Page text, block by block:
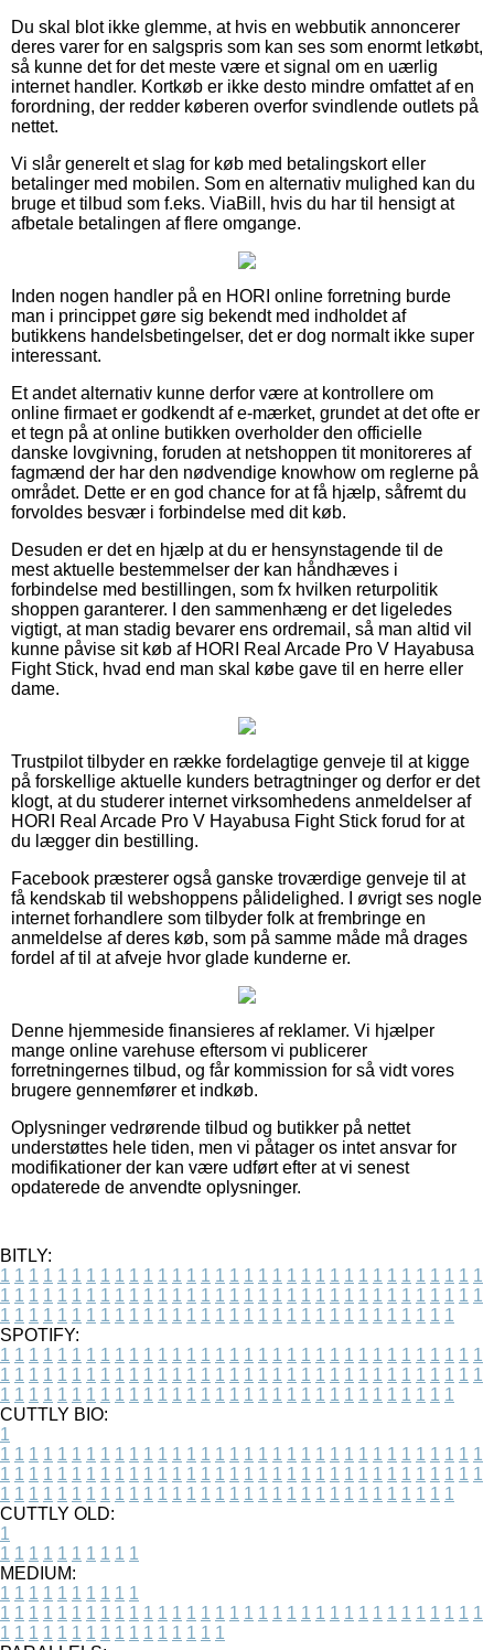
Du skal blot ikke glemme, at hvis en webbutik annoncerer
deres varer for en salgspris som kan ses som enormt letkøbt,
så kunne det for det meste være et signal om en uærlig
internet handler. Kortkøb er ikke desto mindre omfattet af en
forordning, der redder køberen overfor svindlende outlets på
nettet.
Vi slår generelt et slag for køb med betalingskort eller
betalinger med mobilen. Som en alternativ mulighed kan du
bruge et tilbud som f.eks. ViaBill, hvis du har til hensigt at
afbetale betalingen af flere omgange.
Inden nogen handler på en HORI online forretning burde
man i princippet gøre sig bekendt med indholdet af
butikkens handelsbetingelser, det er dog normalt ikke super
interessant.
Et andet alternativ kunne derfor være at kontrollere om
online firmaet er godkendt af e-mærket, grundet at det ofte er
et tegn på at online butikken overholder den officielle
danske lovgivning, foruden at netshoppen tit monitoreres af
fagmænd der har den nødvendige knowhow om reglerne på
området. Dette er en god chance for at få hjælp, såfremt du
forvoldes besvær i forbindelse med dit køb.
Desuden er det en hjælp at du er hensynstagende til de
mest aktuelle bestemmelser der kan håndhæves i
forbindelse med bestillingen, som fx hvilken returpolitik
shoppen garanterer. I den sammenhæng er det ligeledes
vigtigt, at man stadig bevarer ens ordremail, så man altid vil
kunne påvise sit køb af HORI Real Arcade Pro V Hayabusa
Fight Stick, hvad end man skal købe gave til en herre eller
dame.
Trustpilot tilbyder en række fordelagtige genveje til at kigge
på forskellige aktuelle kunders betragtninger og derfor er det
klogt, at du studerer internet virksomhedens anmeldelser af
HORI Real Arcade Pro V Hayabusa Fight Stick forud for at
du lægger din bestilling.
Facebook præsterer også ganske troværdige genveje til at
få kendskab til webshoppens pålidelighed. I øvrigt ses nogle
internet forhandlere som tilbyder folk at frembringe en
anmeldelse af deres køb, som på samme måde må drages
fordel af til at afveje hvor glade kunderne er.
Denne hjemmeside finansieres af reklamer. Vi hjælper
mange online varehuse eftersom vi publicerer
forretningernes tilbud, og får kommission for så vidt vores
brugere gennemfører et indkøb.
Oplysninger vedrørende tilbud og butikker på nettet
understøttes hele tiden, men vi påtager os intet ansvar for
modifikationer der kan være udført efter at vi senest
opdaterede de anvendte oplysninger.
BITLY:
1 1 1 1 1 1 1 1 1 1 1 1 1 1 1 1 1 1 1 1 1 1 1 1 1 1 1 1 1 1 1 1 1 1
1 1 1 1 1 1 1 1 1 1 1 1 1 1 1 1 1 1 1 1 1 1 1 1 1 1 1 1 1 1 1 1 1 1
1 1 1 1 1 1 1 1 1 1 1 1 1 1 1 1 1 1 1 1 1 1 1 1 1 1 1 1 1 1 1 1
SPOTIFY:
1 1 1 1 1 1 1 1 1 1 1 1 1 1 1 1 1 1 1 1 1 1 1 1 1 1 1 1 1 1 1 1 1 1
1 1 1 1 1 1 1 1 1 1 1 1 1 1 1 1 1 1 1 1 1 1 1 1 1 1 1 1 1 1 1 1 1 1
1 1 1 1 1 1 1 1 1 1 1 1 1 1 1 1 1 1 1 1 1 1 1 1 1 1 1 1 1 1 1 1
CUTTLY BIO:
1
1 1 1 1 1 1 1 1 1 1 1 1 1 1 1 1 1 1 1 1 1 1 1 1 1 1 1 1 1 1 1 1 1 1
1 1 1 1 1 1 1 1 1 1 1 1 1 1 1 1 1 1 1 1 1 1 1 1 1 1 1 1 1 1 1 1 1 1
1 1 1 1 1 1 1 1 1 1 1 1 1 1 1 1 1 1 1 1 1 1 1 1 1 1 1 1 1 1 1 1
CUTTLY OLD:
1
1 1 1 1 1 1 1 1 1 1
MEDIUM:
1 1 1 1 1 1 1 1 1 1
1 1 1 1 1 1 1 1 1 1 1 1 1 1 1 1 1 1 1 1 1 1 1 1 1 1 1 1 1 1 1 1 1 1
1 1 1 1 1 1 1 1 1 1 1 1 1 1 1 1